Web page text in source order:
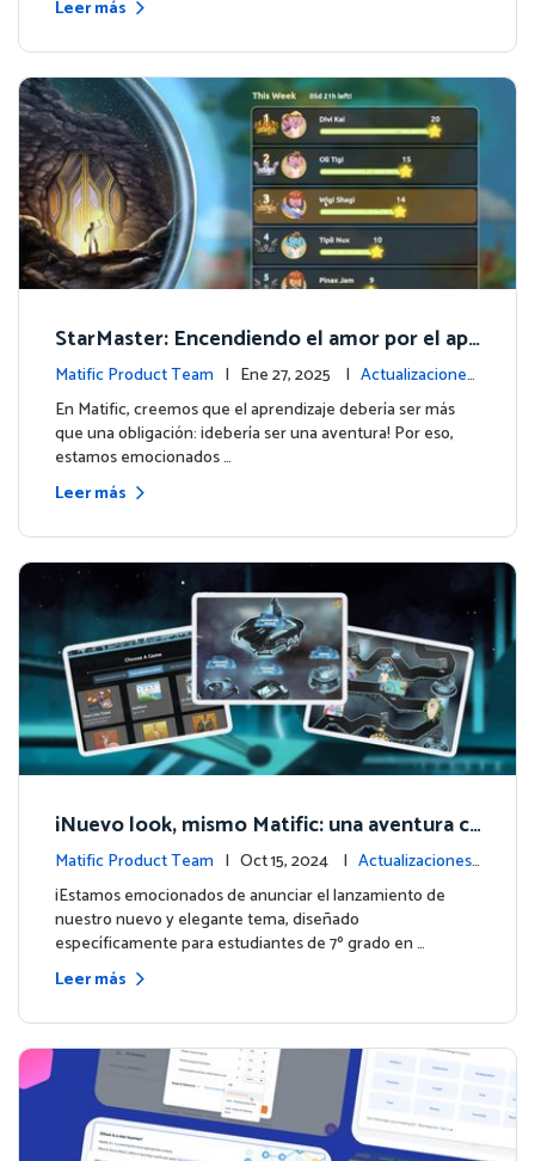
Leer más
StarMaster: Encendiendo el amor por el apr
endizaje a través de la competencia amistos
a
Matific Product Team | Ene 27, 2025 | Actualizaciones
de la plataforma
En Matific, creemos que el aprendizaje debería ser más
que una obligación: ¡debería ser una aventura! Por eso,
estamos emocionados …
Leer más
¡Nuevo look, mismo Matific: una aventura c
ósmica de aprendizaje te espera! 🚀🌌
Matific Product Team | Oct 15, 2024 | Actualizaciones
de la plataforma
¡Estamos emocionados de anunciar el lanzamiento de
nuestro nuevo y elegante tema, diseñado
específicamente para estudiantes de 7º grado en …
Leer más